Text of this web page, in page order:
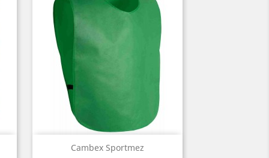
Cambex Sportmez
Előnézet